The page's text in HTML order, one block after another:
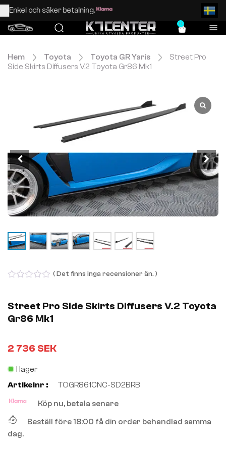
Enkel och säker betalning.
0
Hem Toyota Toyota GR Yaris
Street Pro
Side Skirts Diffusers V.2 Toyota Gr86 Mk1
of
5
( Det finns inga recensioner än. )
Street Pro Side Skirts Diffusers V.2 Toyota
Gr86 Mk1
2 736 SEK
I lager
Artikelnr :
TOGR861CNC-SD2BRB
Köp nu, betala senare
Beställ före 18:00 få din order behandlad samma
dag.